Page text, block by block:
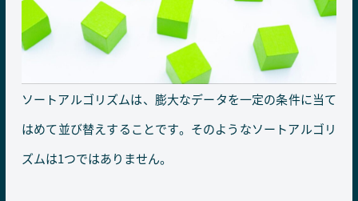
ソートアルゴリズムは、膨大なデータを一定の条件に当て
はめて並び替えすることです。そのようなソートアルゴリ
ズムは1つではありません。